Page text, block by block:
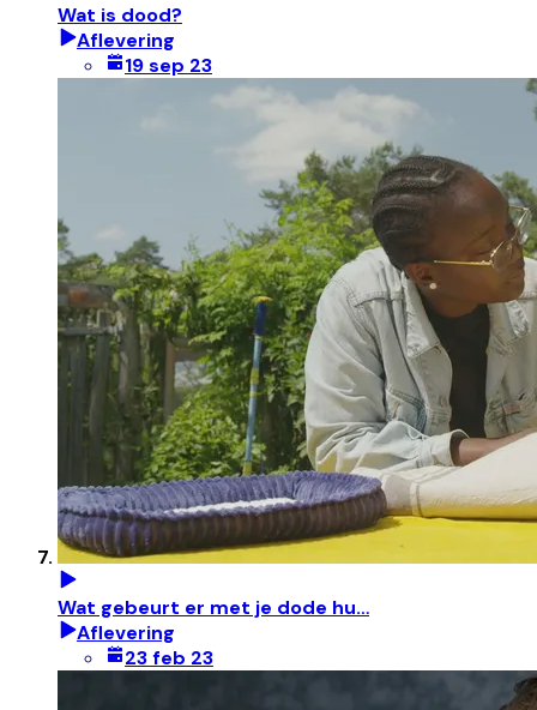
Wat is dood?
Aflevering
19 sep 23
Wat gebeurt er met je dode hu…
Aflevering
23 feb 23